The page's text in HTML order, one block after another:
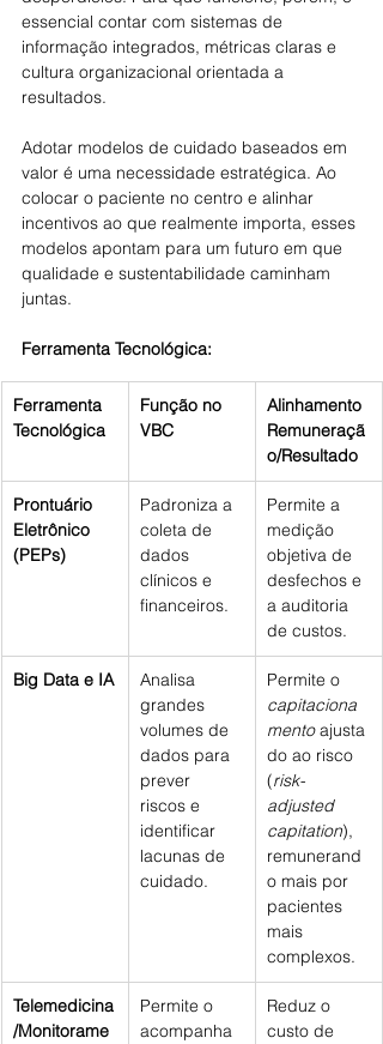
essencial contar com sistemas de
informação integrados, métricas claras e
cultura organizacional orientada a
resultados.
Adotar modelos de cuidado baseados em
valor é uma necessidade estratégica. Ao
colocar o paciente no centro e alinhar
incentivos ao que realmente importa, esses
modelos apontam para um futuro em que
qualidade e sustentabilidade caminham
juntas.
Ferramenta Tecnológica:
Ferramenta
Tecnológica
Função no
VBC
Alinhamento
Remuneraçã
o/Resultado
Prontuário
Eletrônico
(PEPs)
Padroniza a
coleta de
dados
clínicos e
financeiros.
Permite a
medição
objetiva de
desfechos e
a auditoria
de custos.
Big Data e IA
Analisa
grandes
volumes de
dados para
prever
riscos e
identificar
lacunas de
cuidado.
Permite o
capitaciona
mento ajusta
do ao risco
(risk-
adjusted
capitation),
remunerand
o mais por
pacientes
mais
complexos.
Telemedicina
/Monitorame
Permite o
acompanha
Reduz o
custo de